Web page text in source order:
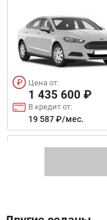
Цена от:
1 435 600 ₽
В кредит от:
19 587 ₽/мес.
PEUGEOT 408